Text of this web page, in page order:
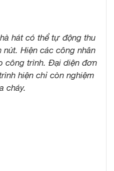
hát có thể tự động thu
Hiện các công nhân
công trình. Đại diện đơn
hiện chỉ còn nghiệm
cháy.